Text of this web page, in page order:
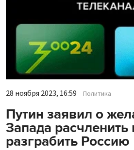
28 ноября 2023, 16:59 Политика
Путин заявил о
Запада расчленить
разграбить Россию